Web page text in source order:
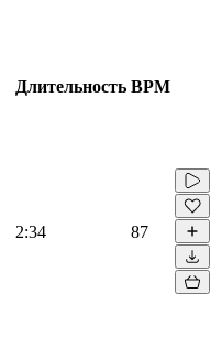
Длительность BPM
2:34 87